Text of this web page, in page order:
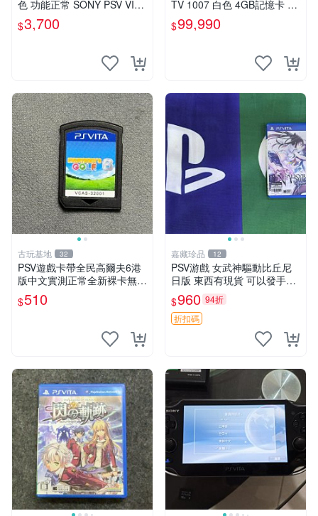
色 功能正常 SONY PSV VITA
主機 2000~3000型 二手功能
正常 賣3千5~4千也可用各式
$3,700
TV 1007 白色 4GB記憶卡 PS
3手把(白) 書盒完整 【台中恐
龍電玩】
$99,990
古玩基地 32
PSV遊戲卡帶全民高爾夫6港
版中文實測正常全新裸卡無保
售不退換單次購兩張以上再享
優惠 全民高爾夫6 PSV 港版
$510
嘉藏珍品 12
PSV游戲 女武神驅動比丘尼
日版 東西有現貨 可以發手物
品 無質量問題售不退不換
$960 94折
折扣碼